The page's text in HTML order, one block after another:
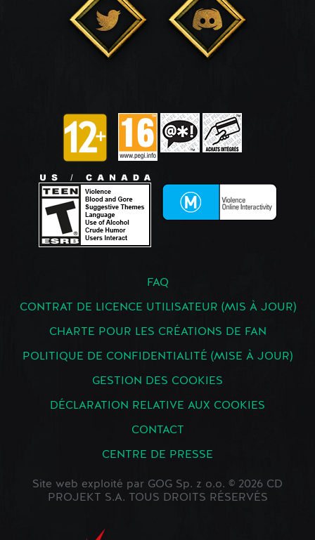
FAQ
CONTRAT DE LICENCE UTILISATEUR (MIS À JOUR)
CHARTE POUR LES CRÉATIONS DE FAN
POLITIQUE DE CONFIDENTIALITÉ (MISE À JOUR)
GESTION DES COOKIES
DÉCLARATION RELATIVE AUX COOKIES
CONTACT
CENTRE DE PRESSE
Site web exploité par GOG Sp. z o.o. © 2026 CD
PROJEKT S.A. TOUS DROITS RÉSERVÉS